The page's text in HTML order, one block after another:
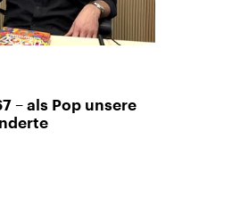
– als Pop unsere